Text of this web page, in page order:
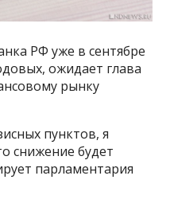
РФ уже в сентябре
ожидает глава
рынку
пунктов, я
снижение будет
парламентария